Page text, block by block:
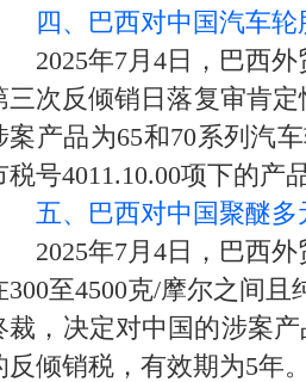
四、巴西对中国汽车
年7月4日，巴西外
三次反倾销日落复审肯定
案产品为65和70系列汽
税号4011.10.00项下的产
五、巴西对中国聚醚
年7月4日，巴西外
300至4500克/摩尔之间
裁，决定对中国的涉案产
反倾销税，有效期为5年